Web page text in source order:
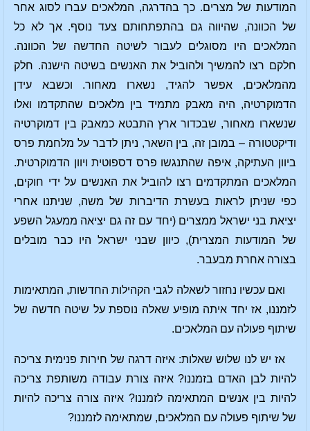
המודעות של מצרים. כך בהדרגה, המלאכים עברו לסוג אחר
של הכוונה, שהיווה גם בהתפתחותם צעד נוסף. אך לא כל
המלאכים היו מסוגלים לעבור לשיטה החדשה של הכוונה.
חלקם רצו להמשיך ולהוביל את האנשים בשיטה הישנה. חלק
מהמלאכים, אפשר להגיד, נשארו מאחור. וכשבא עידן
הדמוקרטיה, היה מאבק מתמיד בין מלאכים שהתקדמו ואלו
שנשארו מאחור, שבכדור ארץ התבטא כמאבק בין דמוקרטיה
ודיקטטורה – במובן זה, בין השאר, ניתן לדבר על מלחמת פרס
ביוון העתיקה, איפה שהתנגשו פרס דספוטית ויוון הדמוקרטית.
המלאכים המתקדמים רצו להוביל את האנשים על ידי חוקים,
כפי שניתן לראות בעשרת הדיברות של משה, שניתנו אחרי
יציאת בני ישראל ממצרים (יחד עם זה גם יציאה ממעגל השפע
של המודעות המצרית), כיוון שבני ישראל היו כבר מובלים
בצורה אחרת מבעבר.
ואם עכשיו נחזור לשאלה לגבי הקהילות החדשות, המתאימות
לזמננו, אז יחד איתה מופיע שאלה נוספת על שיטה חדשה של
שיתוף פעולה עם המלאכים.
אז יש לנו שלוש שאלות: איזה דרגה של חירות פנימית צריכה
להיות לבן האדם בזמננו? איזה צורת עבודה משותפת צריכה
להיות בין אנשים המתאימה לזמננו? איזה צורה צריכה להיות
של שיתוף פעולה עם המלאכים, שמתאימה לזמננו?